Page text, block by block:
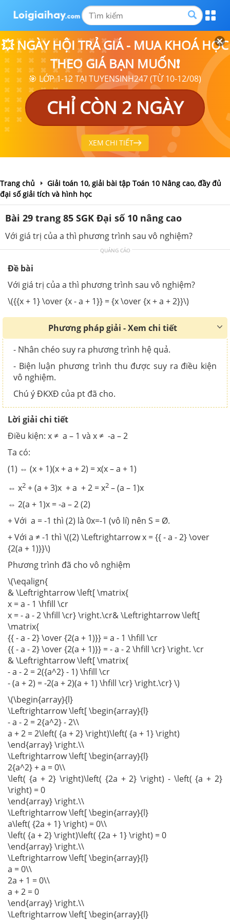
💥 NGÀY HỘI TRẢ GIÁ - MUA KHOÁ HỌC
THEO GIÁ BẠN MUỐN❗
🎯 LỚP 1-12 TẠI TUYENSINH247 (TỪ 10-12/08)
CHỈ CÒN 2 NGÀY
XEM CHI TIẾT
Trang chủ
Giải toán 10, giải bài tập Toán 10 Nâng cao, đầy đủ
đại số giải tích và hình học
Bài 29 trang 85 SGK Đại số 10 nâng cao
Với giá trị của a thì phương trình sau vô nghiệm?
QUẢNG CÁO
Đề bài
Với giá trị của a thì phương trình sau vô nghiệm?
\({{x + 1} \over {x - a + 1}} = {x \over {x + a + 2}}\)
Phương pháp giải - Xem chi tiết
- Nhân chéo suy ra phương trình hệ quả.
- Biện luận phương trình thu được suy ra điều kiện
vô nghiệm.
Chú ý ĐKXĐ của pt đã cho.
Lời giải chi tiết
Điều kiện: x ≠ a – 1 và x ≠ -a – 2
Ta có:
(1) ⇔ (x + 1)(x + a + 2) = x(x – a + 1)
⇔ x2 + (a + 3)x + a + 2 = x2 – (a – 1)x
⇔ 2(a + 1)x = -a – 2 (2)
+ Với a = -1 thì (2) là 0x=-1 (vô lí) nên S = Ø.
+ Với a ≠ -1 thì \((2) \Leftrightarrow x = {{ - a - 2} \over
{2(a + 1)}}\)
Phương trình đã cho vô nghiệm
\(\eqalign{
& \Leftrightarrow \left[ \matrix{
x = a - 1 \hfill \cr
x = - a - 2 \hfill \cr} \right.\cr& \Leftrightarrow \left[
\matrix{
{{ - a - 2} \over {2(a + 1)}} = a - 1 \hfill \cr
{{ - a - 2} \over {2(a + 1)}} = - a - 2 \hfill \cr} \right. \cr
& \Leftrightarrow \left[ \matrix{
- a - 2 = 2({a^2} - 1) \hfill \cr
- (a + 2) = -2(a + 2)(a + 1) \hfill \cr} \right.\cr} \)
\(\begin{array}{l}
\Leftrightarrow \left[ \begin{array}{l}
- a - 2 = 2{a^2} - 2\\
a + 2 = 2\left( {a + 2} \right)\left( {a + 1} \right)
\end{array} \right.\\
\Leftrightarrow \left[ \begin{array}{l}
2{a^2} + a = 0\\
\left( {a + 2} \right)\left( {2a + 2} \right) - \left( {a + 2}
\right) = 0
\end{array} \right.\\
\Leftrightarrow \left[ \begin{array}{l}
a\left( {2a + 1} \right) = 0\\
\left( {a + 2} \right)\left( {2a + 1} \right) = 0
\end{array} \right.\\
\Leftrightarrow \left[ \begin{array}{l}
a = 0\\
2a + 1 = 0\\
a + 2 = 0
\end{array} \right.\\
\Leftrightarrow \left[ \begin{array}{l}